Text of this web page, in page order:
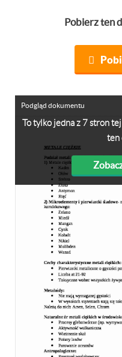
Pobierz ten
To tylko jedna z 7 stron
ten
Podgląd dokumentu